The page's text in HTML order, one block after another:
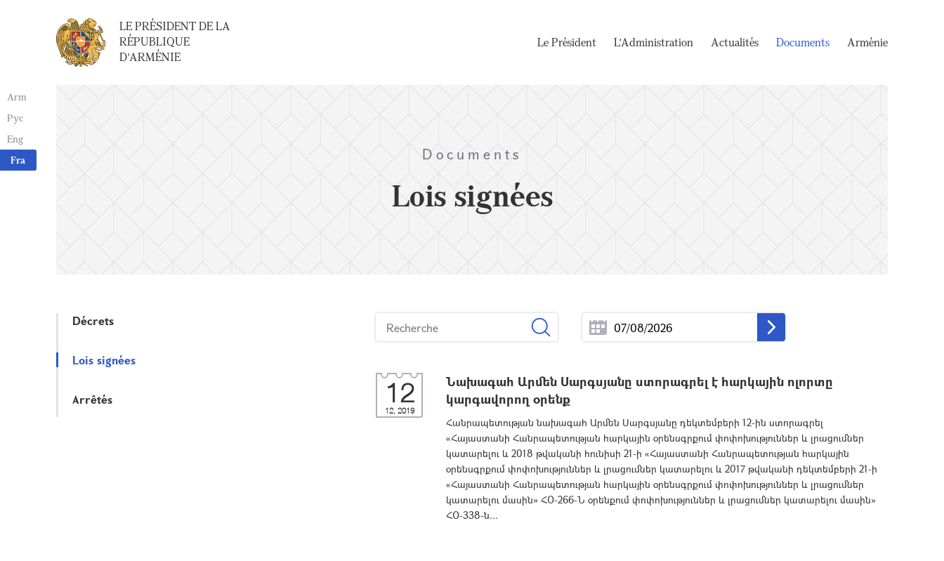
Arm
Рус
Eng
Fra
LE PRÉSIDENT DE LA
RÉPUBLIQUE
D'ARMÉNIE
Le Président L'Administration Actualités Documents Arménie
Documents
Lois signées
Décrets
Lois signées
Arrêtés 12
12, 2019
Նախագահ Արմեն Սարգսյանը ստորագրել է հարկային ոլորտը
կարգավորող օրենք
Հանրապետության նախագահ Արմեն Սարգսյանը դեկտեմբերի 12-ին ստորագրել
«Հայաստանի Հանրապետության հարկային օրենսգրքում փոփոխություններ և լրացումներ
կատարելու և 2018 թվականի հունիսի 21-ի «Հայաստանի Հանրապետության հարկային
օրենսգրքում փոփոխություններ և լրացումներ կատարելու և 2017 թվականի դեկտեմբերի 21-ի
«Հայաստանի Հանրապետության հարկային օրենսգրքում փոփոխություններ և լրացումներ
կատարելու մասին» ՀՕ-266-Ն օրենքում փոփոխություններ և լրացումներ կատարելու մասին»
ՀՕ-338-ն...